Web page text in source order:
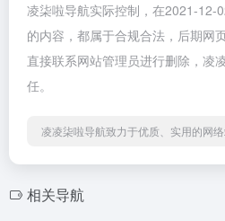
凌柒啦导航实际控制，在2021-12-
的内容，都属于合规合法，后期网
直接联系网站管理员进行删除，凌
任。
凌凌柒啦导航致力于优质、实用的网
相关导航